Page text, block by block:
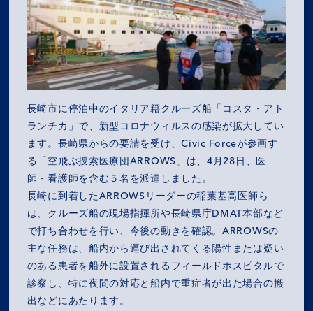
MISSION
COMPANY
SERVICES
長崎市に停泊中のイタリア籍クルーズ船「コスタ・アト
ランチカ」で、新型コロナウィルスの感染が拡大してい
ます。長崎県からの要請を受け、Civic Forceが参画す
る「空飛ぶ捜索医療団ARROWS」は、4月28日、医
師・看護師を含む５名を派遣しました。
長崎に到着したARROWSリーダーの稲葉基高医師ら
は、クルーズ船の現場指揮所や長崎県庁DMAT本部など
で打ち合わせを行い、今後の動きを確認。ARROWSの
主な任務は、船内から運び出されてくる陽性または疑い
のある患者を船外に設置されるフィールドホスピタルで
診察し、特に夜間の対応と船内で重症者が出た場合の搬
出などにあたります。